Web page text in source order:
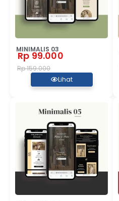
MINIMALIS 03
Rp 99.000
Rp 159.000
Lihat